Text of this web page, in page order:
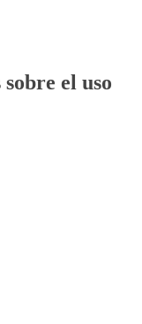
el uso